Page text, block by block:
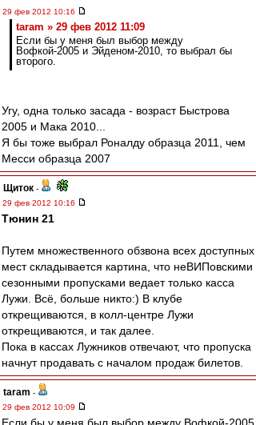
29 фев 2012 10:16
taram » 29 фев 2012 11:09
Если бы у меня был выбор между
Вофкой-2005 и Эйденом-2010, то выбрал бы
второго.
Угу, одна только засада - возраст Быстрова
2005 и Мака 2010...
Я бы тоже выбрал Роналду образца 2011, чем
Месси образца 2007
Щиток -
29 фев 2012 10:16
Тюнин 21
Путем множественного обзвона всех доступных
мест складывается картина, что неВИПовскими
сезонными пропусками ведает только касса
Лужи. Всё, больше никто:) В клубе
открещиваются, в колл-центре Лужи
открещиваются, и так далее.
Пока в кассах Лужников отвечают, что пропуска
начнут продавать с началом продаж билетов.
taram -
29 фев 2012 10:09